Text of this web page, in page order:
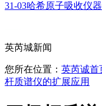
31-03哈希原子吸收仪
英芮城新闻
您所在位置： 英芮诚首
杆质谱仪的扩展应用